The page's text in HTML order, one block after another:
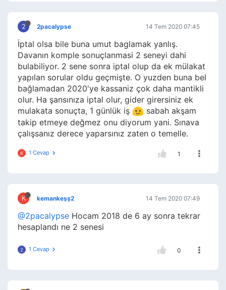
2 2pacalypse 14 Tem 2020 07:45
İptal olsa bile buna umut baglamak yanlış.
Davanın komple sonuçlanmasi 2 seneyi dahi
bulabiliyor. 2 sene sonra iptal olup da ek mülakat
yapılan sorular oldu geçmişte. O yuzden buna bel
bağlamadan 2020'ye kassaniz çok daha mantikli
olur. Ha şansınıza iptal olur, gider girersiniz ek
mulakata sonuçta, 1 günlük iş
sabah akşam
takip etmeye değmez onu diyorum yani. Sınava
çalışsanız derece yaparsınız zaten o temelle.
K 1 Cevap 1
K kemankeşş2 14 Tem 2020 07:49
@2pacalypse Hocam 2018 de 6 ay sonra tekrar
hesaplandı ne 2 senesi
2 1 Cevap 0